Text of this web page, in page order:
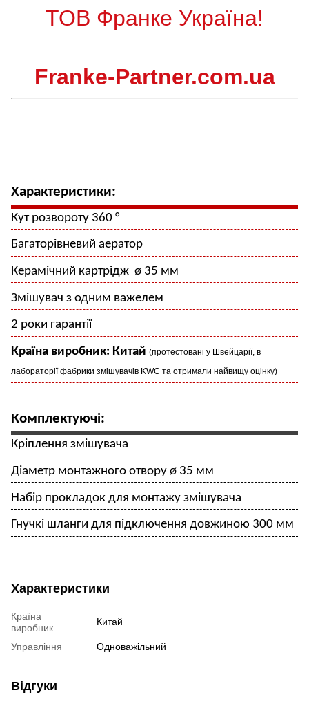
ТОВ Франке Україна!
Franke-Partner.com.ua
Характеристики:
Кут розвороту 360 °
Багаторівневий аератор
Керамічний картрідж ø 35 мм
Змішувач з одним важелем
2 роки гарантії
Країна виробник: Китай (протестовані у Швейцарії, в
лабораторії фабрики змішувачів KWC та отримали найвищу оцінку)
Комплектуючі:
Кріплення змішувача
Діаметр монтажного отвору ø 35 мм
Набір прокладок для монтажу змішувача
Гнучкі шланги для підключення довжиною 300 мм
Характеристики
Країна
виробник
Китай
Управління Одноважільний
Відгуки